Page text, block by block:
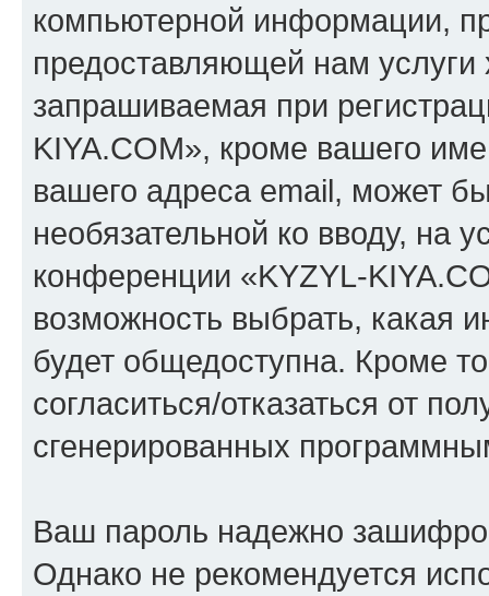
компьютерной информации,
предоставляющей нам
запрашиваемая при
KIYA.COM», кроме вашего
вашего адреса email, может
необязательной ко вводу, на
конференции «KYZYL-
возможность выбрать, какая
будет общедоступна. Кроме
согласиться/отказаться от
сгенерированных
Ваш пароль надежно
Однако не рекомендуется